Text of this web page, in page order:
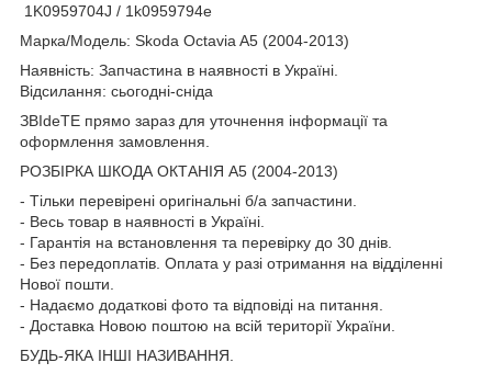
1K0959704J / 1k0959794e
Марка/Модель: Skoda Octavia A5 (2004-2013)
Наявність: Запчастина в наявності в Україні.
Відсилання: сьогодні-сніда
ЗВІdeТЕ прямо зараз для уточнення інформації та
оформлення замовлення.
РОЗБІРКА ШКОДА ОКТАНІЯ A5 (2004-2013)
- Тільки перевірені оригінальні б/а запчастини.
- Весь товар в наявності в Україні.
- Гарантія на встановлення та перевірку до 30 днів.
- Без передоплатів. Оплата у разі отримання на відділенні
Нової пошти.
- Надаємо додаткові фото та відповіді на питання.
- Доставка Новою поштою на всій території України.
БУДЬ-ЯКА ІНШІ НАЗИВАННЯ.